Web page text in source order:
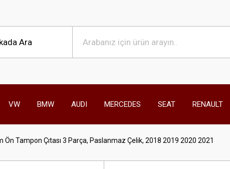
VW BMW AUDI MERCEDES SEAT RENAULT
Ön Tampon Çıtası 3 Parça, Paslanmaz Çelik, 2018 2019 2020 2021